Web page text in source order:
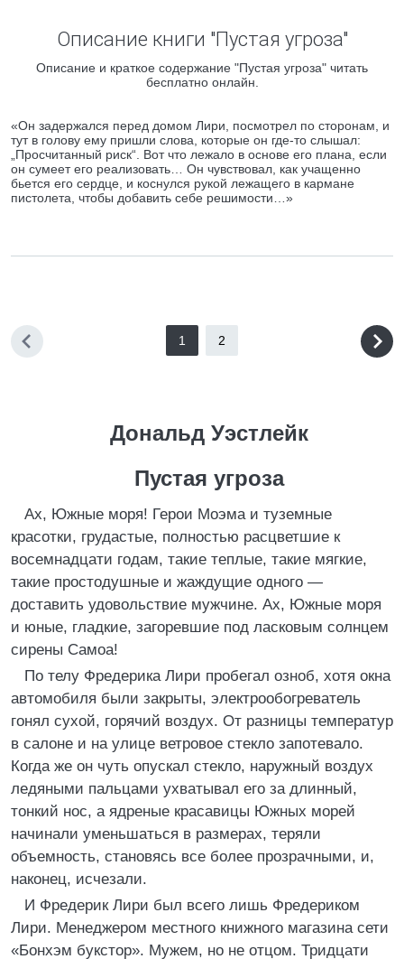
Описание книги "Пустая угроза"
Описание и краткое содержание "Пустая угроза" читать
бесплатно онлайн.
«Он задержался перед домом Лири, посмотрел по сторонам, и
тут в голову ему пришли слова, которые он где-то слышал:
„Просчитанный риск“. Вот что лежало в основе его плана, если
он сумеет его реализовать… Он чувствовал, как учащенно
бьется его сердце, и коснулся рукой лежащего в кармане
пистолета, чтобы добавить себе решимости…»
1 2
Дональд Уэстлейк
Пустая угроза
Ах, Южные моря! Герои Моэма и туземные
красотки, грудастые, полностью расцветшие к
восемнадцати годам, такие теплые, такие мягкие,
такие простодушные и жаждущие одного —
доставить удовольствие мужчине. Ах, Южные моря
и юные, гладкие, загоревшие под ласковым солнцем
сирены Самоа!
По телу Фредерика Лири пробегал озноб, хотя окна
автомобиля были закрыты, электрообогреватель
гонял сухой, горячий воздух. От разницы температур
в салоне и на улице ветровое стекло запотевало.
Когда же он чуть опускал стекло, наружный воздух
ледяными пальцами ухватывал его за длинный,
тонкий нос, а ядреные красавицы Южных морей
начинали уменьшаться в размерах, теряли
объемность, становясь все более прозрачными, и,
наконец, исчезали.
И Фредерик Лири был всего лишь Фредериком
Лири. Менеджером местного книжного магазина сети
«Бонхэм букстор». Мужем, но не отцом. Тридцати